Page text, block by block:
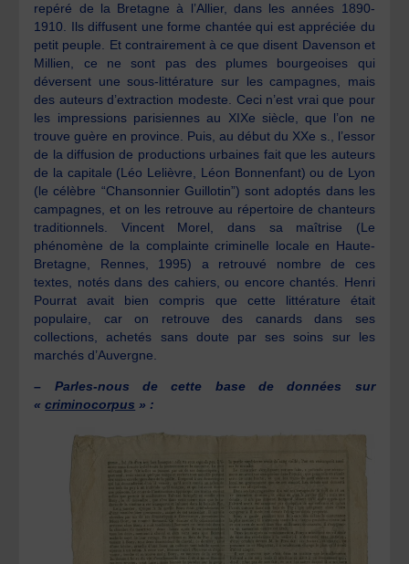
repéré de la Bretagne à l’Allier, dans les années 1890-
1910. Ils diffusent une forme chantée qui est appréciée du
petit peuple. Et contrairement à ce que disent Davenson et
Millien, ce ne sont pas des plumes bourgeoises qui
déversent une sous-littérature sur les campagnes, mais
des auteurs d’extraction modeste. Ceci n’est vrai que pour
les impressions parisiennes au XIXe siècle, que l’on ne
trouve guère en province. Puis, au début du XXe s., l’essor
de la diffusion de productions urbaines fait que les auteurs
de la capitale (Léo Lelièvre, Léon Bonnenfant) ou de Lyon
(le célèbre “Chansonnier Guillotin”) sont adoptés dans les
campagnes, et on les retrouve au répertoire de chanteurs
traditionnels. Vincent Morel, dans sa maîtrise (Le
phénomène de la complainte criminelle locale en Haute-
Bretagne, Rennes, 1995) a retrouvé nombre de ces
textes, notés dans des cahiers, ou encore chantés. Henri
Pourrat avait bien compris que cette littérature était
populaire, car on retrouve des canards dans ses
collections, achetés sans doute par ses soins sur les
marchés d’Auvergne.
– Parles-nous de cette base de données sur
«criminocorpus » :